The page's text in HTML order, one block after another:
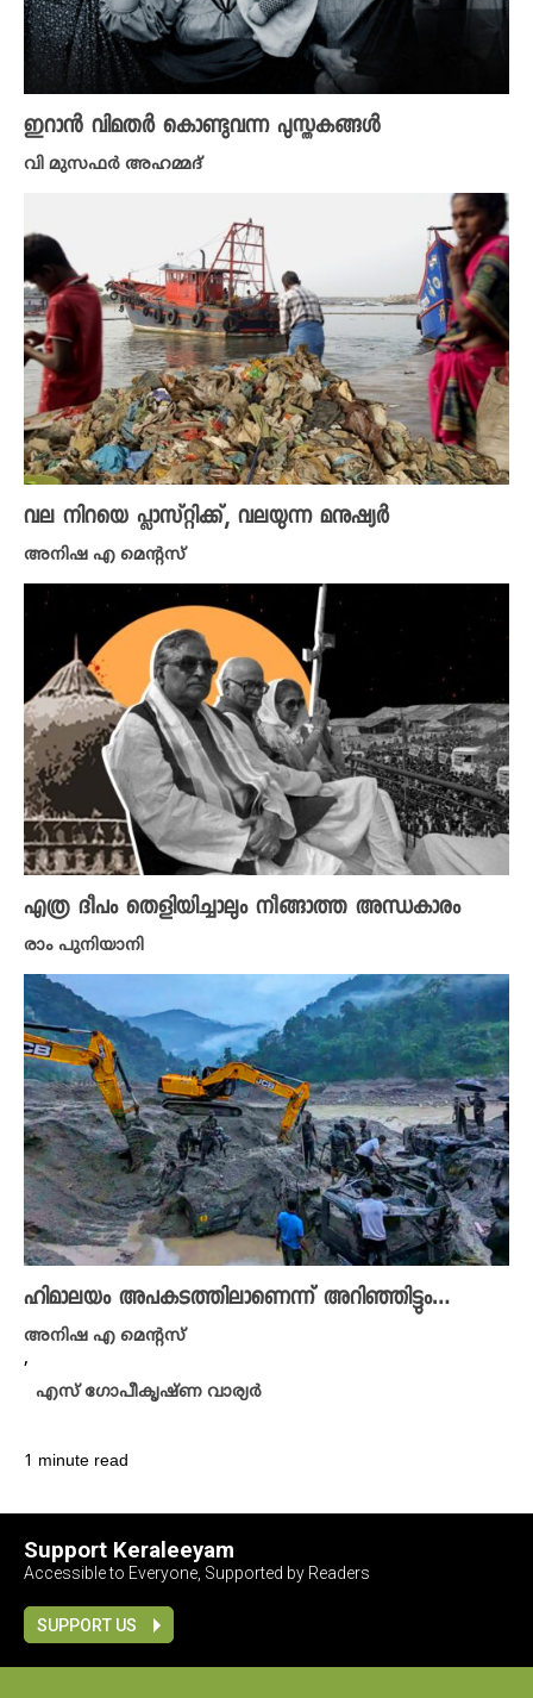
ഇറാൻ വിമതർ കൊണ്ടുവന്ന പുസ്തകങ്ങൾ
വി മുസഫർ അഹമ്മദ്
വല നിറയെ പ്ലാസ്റ്റിക്ക്, വലയുന്ന മനുഷ്യർ
അനിഷ എ മെന്റസ്
എത്ര ദീപം തെളിയിച്ചാലും നീങ്ങാത്ത അന്ധകാരം
രാം പുനിയാനി
ഹിമാലയം അപകടത്തിലാണെന്ന് അറിഞ്ഞിട്ടും…
അനിഷ എ മെന്റസ്
,
എസ് ഗോപീകൃഷ്ണ വാര്യർ
1 minute read
Support Keraleeyam
Accessible to Everyone, Supported by Readers
SUPPORT US